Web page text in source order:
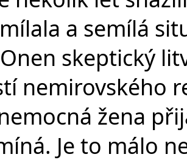
a semílá
skeptický
nemirovského
žena
Je to málo